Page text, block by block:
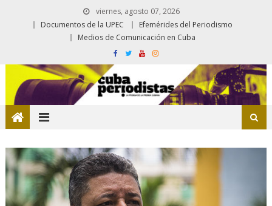
viernes, agosto 07, 2026
Documentos de la UPEC
Efemérides del Periodismo
Medios de Comunicación en Cuba